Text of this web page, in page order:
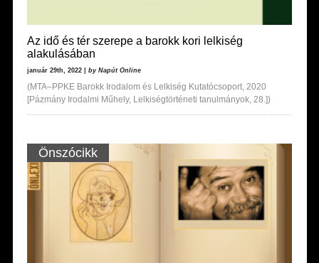
Az idő és tér szerepe a barokk kori lelkiség
alakulásában
január 29th, 2022 | by Napút Online
(MTA–PPKE Barokk Irodalom és Lelkiség Kutatócsoport, 2020
[Pázmány Irodalmi Műhely, Lelkiségtörténeti tanulmányok, 28.])
Önszócikk